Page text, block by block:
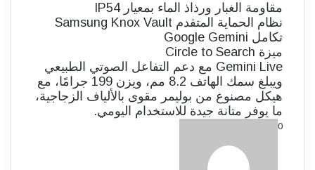
مقاومة الغبار ورذاذ الماء بمعيار IP54
نظام الحماية المتقدم Samsung Knox Vault
تكامل Google Gemini
ميزة Circle to Search
Gemini Live مع دعم التفاعل الصوتي الطبيعي
ويبلغ سمك الهاتف 8.2 مم، ويزن 199 جرامًا، مع
هيكل مصنوع من بوليمر مقوى بالألياف الزجاجية،
ما يوفر متانة جيدة للاستخدام اليومي.
0